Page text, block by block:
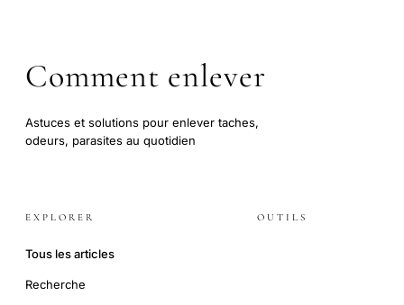
Comment enlever
Astuces et solutions pour enlever taches,
odeurs, parasites au quotidien
EXPLORER
Tous les articles
Recherche
OUTILS